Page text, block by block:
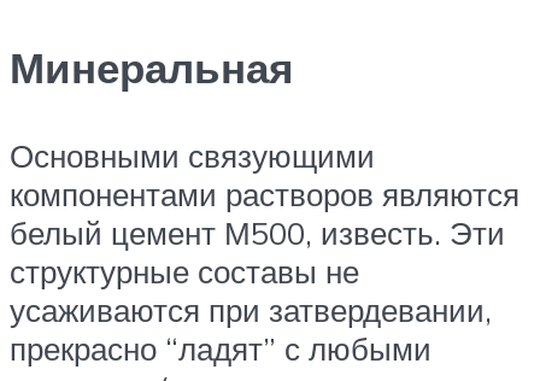
Минеральная
Основными связующими
компонентами растворов являются
белый цемент М500, известь. Эти
структурные составы не
усаживаются при затвердевании,
прекрасно “ладят” с любыми